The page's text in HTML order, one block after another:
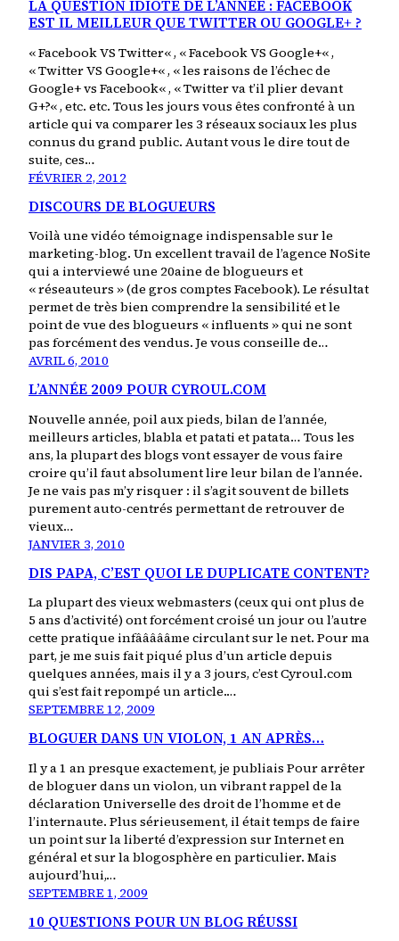
LA QUESTION IDIOTE DE L’ANNÉE : FACEBOOK
EST IL MEILLEUR QUE TWITTER OU GOOGLE+ ?
« Facebook VS Twitter« , « Facebook VS Google+« ,
« Twitter VS Google+« , « les raisons de l’échec de
Google+ vs Facebook« , « Twitter va t’il plier devant
G+?« , etc. etc. Tous les jours vous êtes confronté à un
article qui va comparer les 3 réseaux sociaux les plus
connus du grand public. Autant vous le dire tout de
suite, ces…
FÉVRIER 2, 2012
DISCOURS DE BLOGUEURS
Voilà une vidéo témoignage indispensable sur le
marketing-blog. Un excellent travail de l’agence NoSite
qui a interviewé une 20aine de blogueurs et
« réseauteurs » (de gros comptes Facebook). Le résultat
permet de très bien comprendre la sensibilité et le
point de vue des blogueurs « influents » qui ne sont
pas forcément des vendus. Je vous conseille de…
AVRIL 6, 2010
L’ANNÉE 2009 POUR CYROUL.COM
Nouvelle année, poil aux pieds, bilan de l’année,
meilleurs articles, blabla et patati et patata… Tous les
ans, la plupart des blogs vont essayer de vous faire
croire qu’il faut absolument lire leur bilan de l’année.
Je ne vais pas m’y risquer : il s’agit souvent de billets
purement auto-centrés permettant de retrouver de
vieux…
JANVIER 3, 2010
DIS PAPA, C’EST QUOI LE DUPLICATE CONTENT?
La plupart des vieux webmasters (ceux qui ont plus de
5 ans d’activité) ont forcément croisé un jour ou l’autre
cette pratique infâââââme circulant sur le net. Pour ma
part, je me suis fait piqué plus d’un article depuis
quelques années, mais il y a 3 jours, c’est Cyroul.com
qui s’est fait repompé un article.…
SEPTEMBRE 12, 2009
BLOGUER DANS UN VIOLON, 1 AN APRÈS…
Il y a 1 an presque exactement, je publiais Pour arrêter
de bloguer dans un violon, un vibrant rappel de la
déclaration Universelle des droit de l’homme et de
l’internaute. Plus sérieusement, il était temps de faire
un point sur la liberté d’expression sur Internet en
général et sur la blogosphère en particulier. Mais
aujourd’hui,…
SEPTEMBRE 1, 2009
10 QUESTIONS POUR UN BLOG RÉUSSI